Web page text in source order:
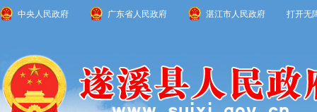
中央人民政府 广东省人民政府 湛江市人民政府 打开无